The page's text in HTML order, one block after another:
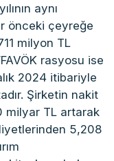
aynı
önceki çeyreğe
milyon TL
rasyosu ise
2024 itibariyle
Şirketin nakit
milyar TL artarak
5,208